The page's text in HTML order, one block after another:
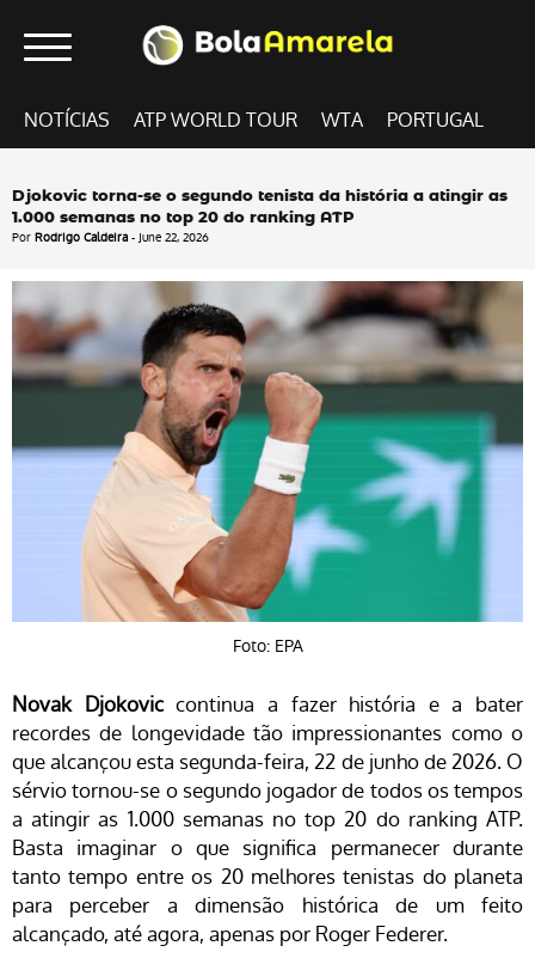
NOTÍCIAS ATP WORLD TOUR WTA PORTUGAL
Djokovic torna-se o segundo tenista da história a atingir as
1.000 semanas no top 20 do ranking ATP
Por Rodrigo Caldeira - June 22, 2026
Foto: EPA
Novak Djokoviccontinua a fazer história e a bater
recordes de longevidade tão impressionantes como o
que alcançou esta segunda-feira, 22 de junho de 2026. O
sérvio tornou-se o segundo jogador de todos os tempos
a atingir as 1.000 semanas no top 20 do ranking ATP.
Basta imaginar o que significa permanecer durante
tanto tempo entre os 20 melhores tenistas do planeta
para perceber a dimensão histórica de um feito
alcançado, até agora, apenas por Roger Federer.